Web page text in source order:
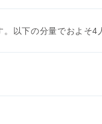
以下の分量でおよそ4